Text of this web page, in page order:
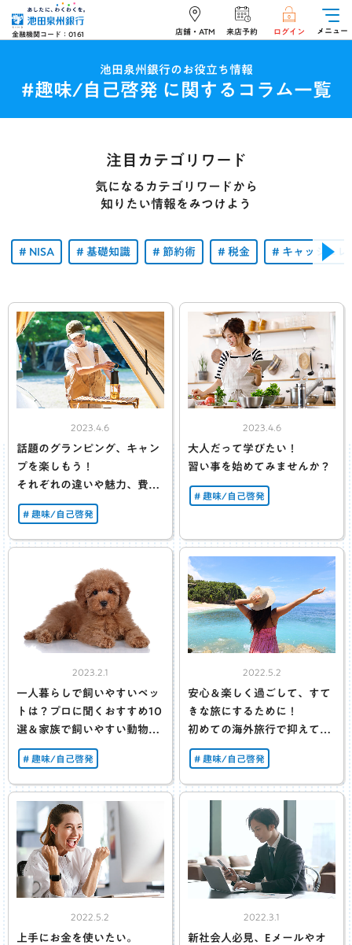
金融機関コード：0161 店舗・ATM 来店予約 ログイン メニュー
池田泉州銀行のお役立ち情報
#趣味/自己啓発 に関するコラム一覧
注目カテゴリワード
気になるカテゴリワードから
知りたい情報をみつけよう
NISA 基礎知識 節約術 税金 キャッシュレ
2023.4.6
話題のグランピング、キャン
プを楽しもう！
それぞれの違いや魅力、費用
などをご紹介
趣味/自己啓発
2023.4.6
大人だって学びたい！
習い事を始めてみませんか？
趣味/自己啓発
2023.2.1
一人暮らしで飼いやすいペッ
トは？ プロに聞くおすすめ10
選＆ 家族で飼いやすい動物も
紹介
趣味/自己啓発
2022.5.2
安心＆楽しく過ごして、すて
きな旅にするために！
初めての海外旅行で抑えてお
きたい準備の基本
趣味/自己啓発
2022.5.2
上手にお金を使いたい。
2022.3.1
新社会人必見、Eメールやオ